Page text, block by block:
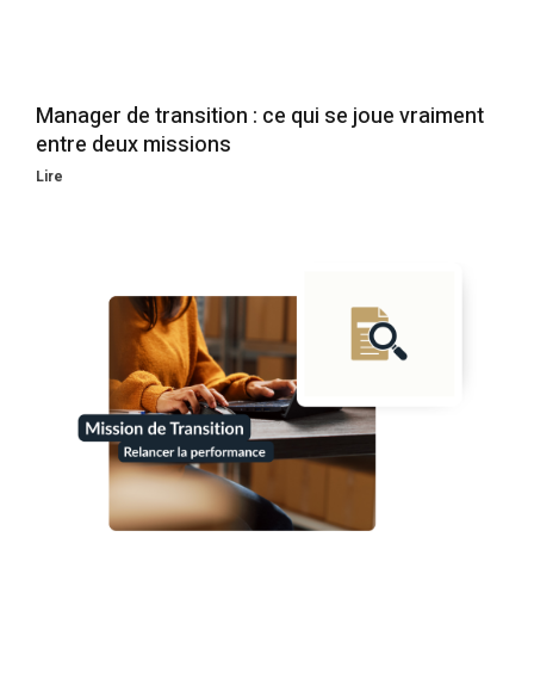
Manager de transition : ce qui se joue vraiment
entre deux missions
Lire